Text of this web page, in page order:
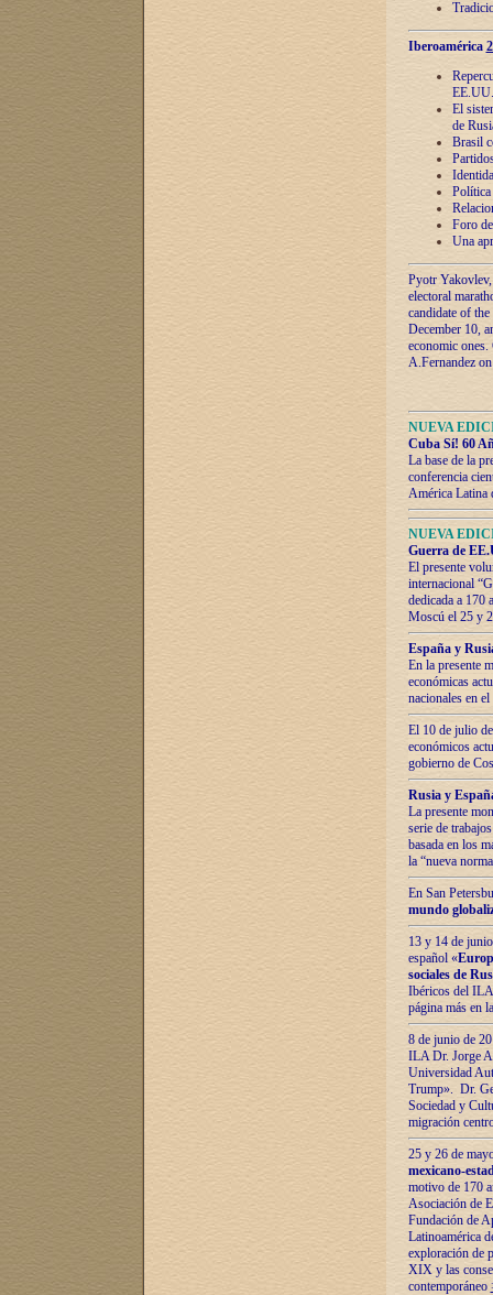
Iberoamérica
EE.UU.
El
de
Brasil
Política
Foro
Una
Pyotr
electoral
candidate of
December 10,
economic
A.Fernandez
NUEVA
Cuba Sí! 60
La base de la
conferencia
América Latina
NUEVA
Guerra de
El presente
internacional
dedicada a 170
Moscú el 25 y
España y
En la presente
económicas
nacionales en
El 10 de julio
económicos
gobierno de
Rusia y
La presente
serie de
basada en los
la “nueva
En San
mundo
13 y 14 de
español «
sociales de
Ibéricos del ILA
página más en
8 de junio de
ILA Dr. Jorge
Universidad
Trump». Dr.
Sociedad y
migración
25 y 26 de
mexicano-
motivo de 170
Asociación de
Fundación de
Latinoamérica
exploración de
XIX y las
contemporáneo